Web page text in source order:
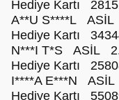
Hediye Kartı
A**U S****L ASİL
Hediye Kartı
N***I T*S ASİL
Hediye Kartı
I****A E***N ASİL
Hediye Kartı